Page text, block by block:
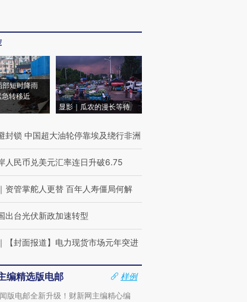
部短时降雨
转移近
显影｜瓜农的漫长等待
封锁 中国超大油轮停靠埃及绕行非洲
人民币兑美元汇率连日升破6.75
｜ 资管掌舵人更替 百年人寿僵局何解
出台光伏新政加速转型
｜ 【封面报道】电力现货市场元年突进
编精选版电邮
样例
版电邮全新升级！财新网主编精心编